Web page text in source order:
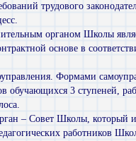
трудового
органом Школы
основе в
Формами
обучающихся 3 ступеней,
– Совет Школы, который
работников